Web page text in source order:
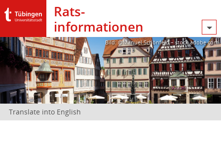
Rats­
informationen
Bild: @Manuel Schönfeld – stock.adobe.com
Translate into English